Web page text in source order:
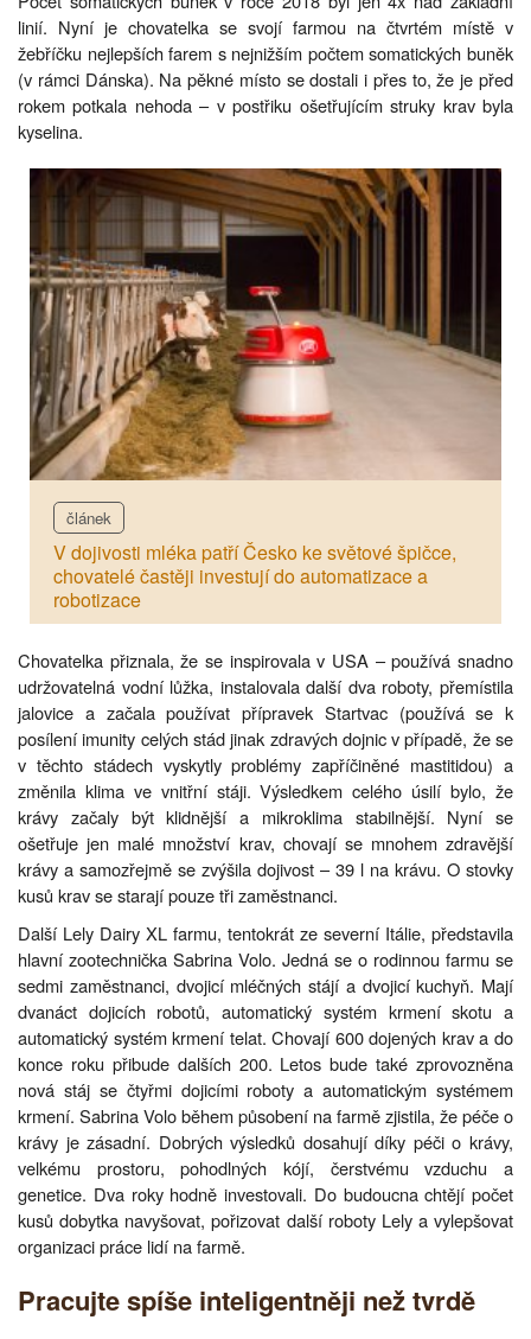
linií. Nyní je chovatelka se svojí farmou na čtvrtém místě v
žebříčku nejlepších farem s nejnižším počtem somatických buněk
(v rámci Dánska). Na pěkné místo se dostali i přes to, že je před
rokem potkala nehoda – v postřiku ošetřujícím struky krav byla
kyselina.
článek
V dojivosti mléka patří Česko ke světové špičce,
chovatelé častěji investují do automatizace a
robotizace
Chovatelka přiznala, že se inspirovala v USA – používá snadno
udržovatelná vodní lůžka, instalovala další dva roboty, přemístila
jalovice a začala používat přípravek Startvac (používá se k
posílení imunity celých stád jinak zdravých dojnic v případě, že se
v těchto stádech vyskytly problémy zapříčiněné mastitidou) a
změnila klima ve vnitřní stáji. Výsledkem celého úsilí bylo, že
krávy začaly být klidnější a mikroklima stabilnější. Nyní se
ošetřuje jen malé množství krav, chovají se mnohem zdravější
krávy a samozřejmě se zvýšila dojivost – 39 l na krávu. O stovky
kusů krav se starají pouze tři zaměstnanci.
Další Lely Dairy XL farmu, tentokrát ze severní Itálie, představila
hlavní zootechnička Sabrina Volo. Jedná se o rodinnou farmu se
sedmi zaměstnanci, dvojicí mléčných stájí a dvojicí kuchyň. Mají
dvanáct dojicích robotů, automatický systém krmení skotu a
automatický systém krmení telat. Chovají 600 dojených krav a do
konce roku přibude dalších 200. Letos bude také zprovozněna
nová stáj se čtyřmi dojicími roboty a automatickým systémem
krmení. Sabrina Volo během působení na farmě zjistila, že péče o
krávy je zásadní. Dobrých výsledků dosahují díky péči o krávy,
velkému prostoru, pohodlných kójí, čerstvému vzduchu a
genetice. Dva roky hodně investovali. Do budoucna chtějí počet
kusů dobytka navyšovat, pořizovat další roboty Lely a vylepšovat
organizaci práce lidí na farmě.
Pracujte spíše inteligentněji než tvrdě